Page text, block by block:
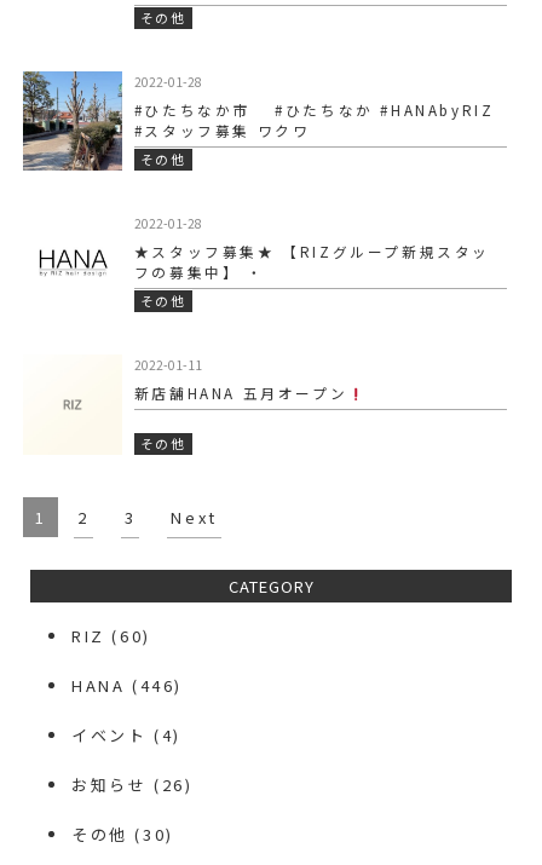
その他
2022-01-28
#ひたちなか市 #ひたちなか #HANAbyRIZ
#スタッフ募集 ワクワ
その他
2022-01-28
★スタッフ募集★ 【RIZグループ新規スタッ
フの募集中】 ・
その他
2022-01-11
新店舗HANA 五月オープン
その他
1 2 3 Next
CATEGORY
RIZ (60)
HANA (446)
イベント (4)
お知らせ (26)
その他 (30)